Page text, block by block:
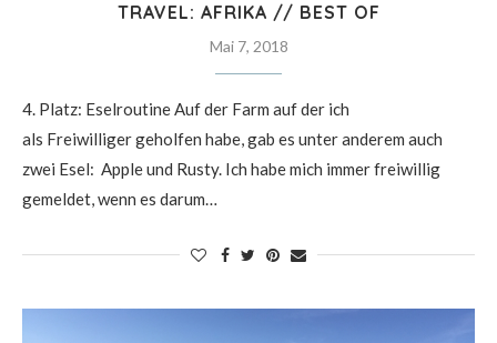
TRAVEL: AFRIKA // BEST OF
Mai 7, 2018
4. Platz: Eselroutine Auf der Farm auf der ich
als Freiwilliger geholfen habe, gab es unter anderem auch
zwei Esel: Apple und Rusty. Ich habe mich immer freiwillig
gemeldet, wenn es darum…